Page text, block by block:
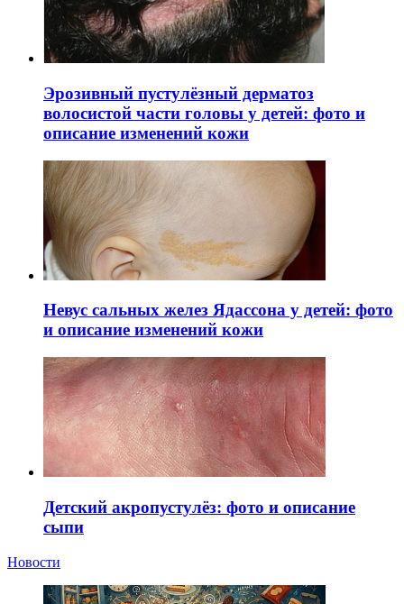
Эрозивный пустулёзный дерматоз
волосистой части головы у детей: фото и
описание изменений кожи
Невус сальных желез Ядассона у детей: фото
и описание изменений кожи
Детский акропустулёз: фото и описание
сыпи
Новости